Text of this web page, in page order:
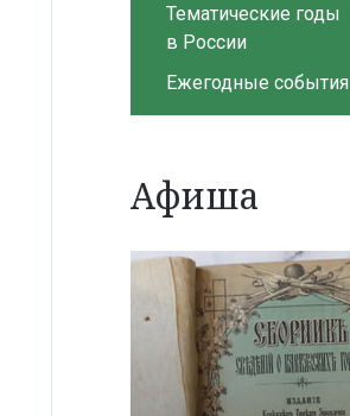
Тематические годы
в России
Ежегодные события
Афиша